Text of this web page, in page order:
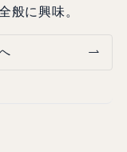
般に興味。